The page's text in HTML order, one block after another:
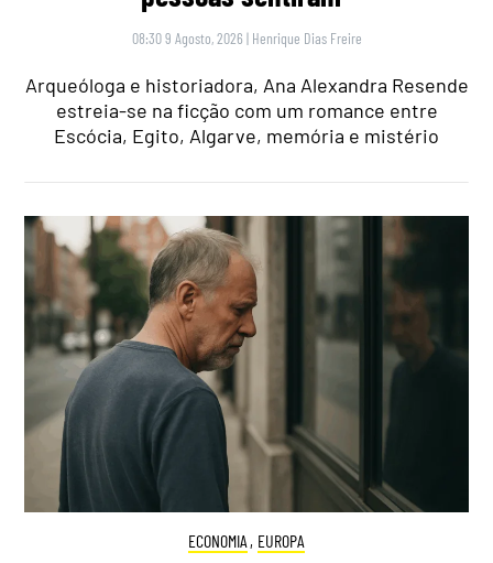
08:30 9 Agosto, 2026 | Henrique Dias Freire
Arqueóloga e historiadora, Ana Alexandra Resende
estreia-se na ficção com um romance entre
Escócia, Egito, Algarve, memória e mistério
ECONOMIA , EUROPA